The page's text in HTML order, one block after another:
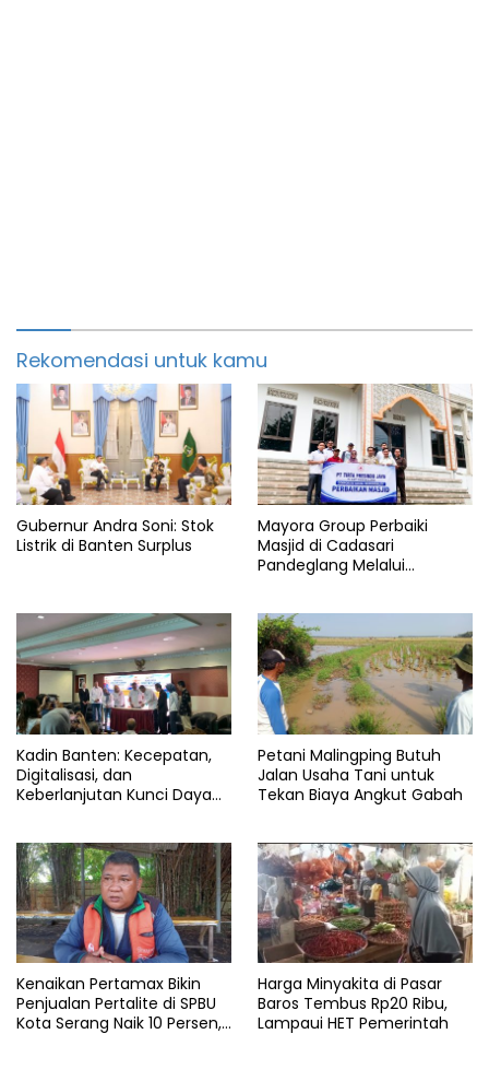
Rekomendasi untuk kamu
Gubernur Andra Soni: Stok
Listrik di Banten Surplus
Mayora Group Perbaiki
Masjid di Cadasari
Pandeglang Melalui
Kadin Banten: Kecepatan,
Digitalisasi, dan
Keberlanjutan Kunci Daya
Petani Malingping Butuh
Jalan Usaha Tani untuk
Tekan Biaya Angkut Gabah
Kenaikan Pertamax Bikin
Penjualan Pertalite di SPBU
Kota Serang Naik 10 Persen,
Harga Minyakita di Pasar
Baros Tembus Rp20 Ribu,
Lampaui HET Pemerintah